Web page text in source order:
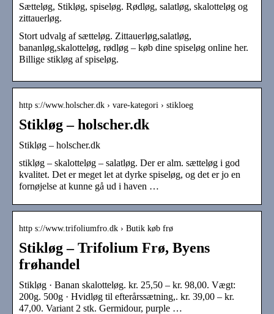
Sætteløg, Stikløg, spiseløg. Rødløg, salatløg, skalotteløg og
zittauerløg.
Stort udvalg af sætteløg. Zittauerløg,salatløg,
bananløg,skalotteløg, rødløg – køb dine spiseløg online her.
Billige stikløg af spiseløg.
http s://www.holscher.dk › vare-kategori › stikloeg
Stikløg – holscher.dk
Stikløg – holscher.dk
stikløg – skalotteløg – salatløg. Der er alm. sætteløg i god
kvalitet. Det er meget let at dyrke spiseløg, og det er jo en
fornøjelse at kunne gå ud i haven …
http s://www.trifoliumfro.dk › Butik køb frø
Stikløg – Trifolium Frø, Byens
frøhandel
Stikløg · Banan skalotteløg. kr. 25,50 – kr. 98,00. Vægt:
200g. 500g · Hvidløg til efterårssætning,. kr. 39,00 – kr.
47,00. Variant 2 stk. Germidour, purple …